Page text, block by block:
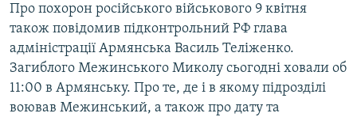
Про похорон російського військового 9 квітня
також повідомив підконтрольний РФ глава
адміністрації Армянська Василь Теліженко.
Загиблого Межинського Миколу сьогодні ховали об
11:00 в Армянську. Про те, де і в якому підрозділі
воював Межинський, а також про дату та